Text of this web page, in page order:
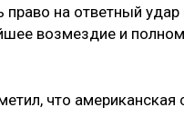
право на ответный
возмездие и
что американская